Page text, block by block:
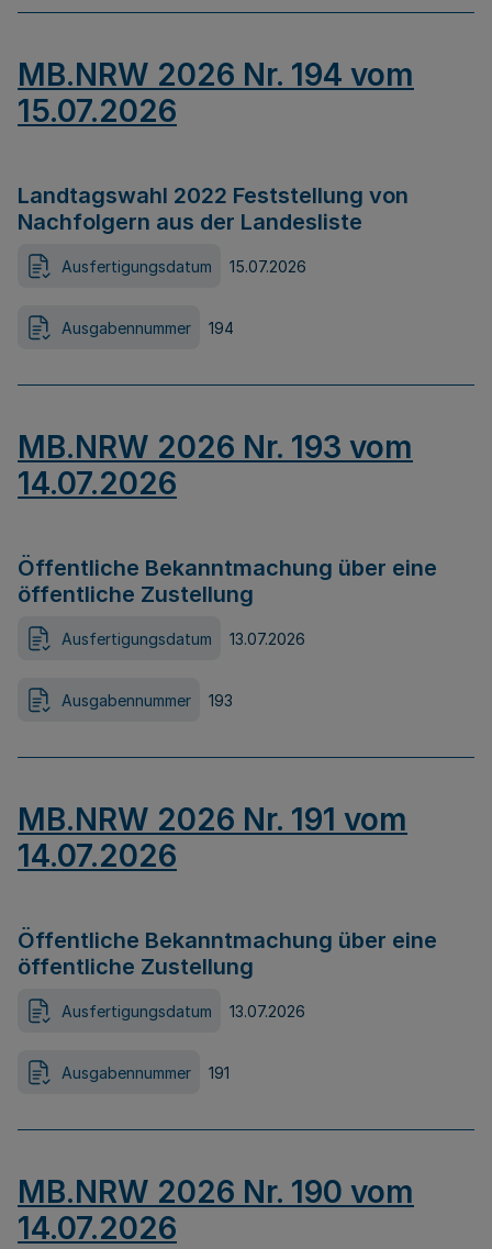
MB.NRW 2026 Nr. 194 vom
15.07.2026
Landtagswahl 2022 Feststellung von
Nachfolgern aus der Landesliste
Ausfertigungsdatum 15.07.2026
Ausgabennummer 194
MB.NRW 2026 Nr. 193 vom
14.07.2026
Öffentliche Bekanntmachung über eine
öffentliche Zustellung
Ausfertigungsdatum 13.07.2026
Ausgabennummer 193
MB.NRW 2026 Nr. 191 vom
14.07.2026
Öffentliche Bekanntmachung über eine
öffentliche Zustellung
Ausfertigungsdatum 13.07.2026
Ausgabennummer 191
MB.NRW 2026 Nr. 190 vom
14.07.2026